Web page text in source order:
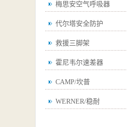
梅思安空气呼吸器
代尔塔安全防护
救援三脚架
霍尼韦尔速差器
CAMP/坎普
WERNER/稳耐